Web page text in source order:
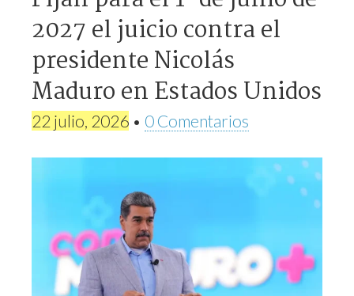
2027 el juicio contra el
presidente Nicolás
Maduro en Estados Unidos
22 julio, 2026 • 0 Comentarios